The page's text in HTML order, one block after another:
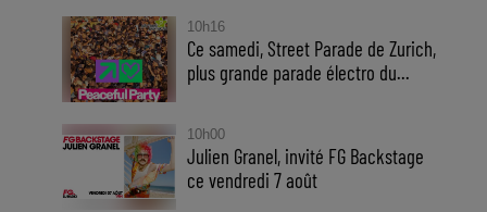
10h16
Ce samedi, Street Parade de Zurich,
plus grande parade électro du...
10h00
Julien Granel, invité FG Backstage
ce vendredi 7 août